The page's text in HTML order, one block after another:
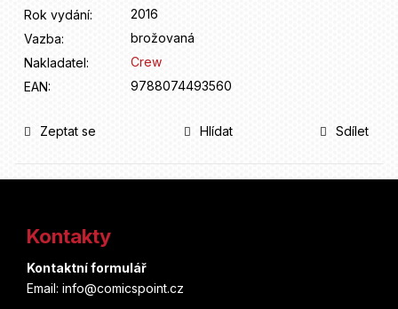
Rok vydání:
2016
Vazba:
brožovaná
Nakladatel:
Crew
EAN: 9788074493560
Zeptat se Hlídat Sdílet
Kontakty
Kontaktní formulář
Email: info@comicspoint.cz